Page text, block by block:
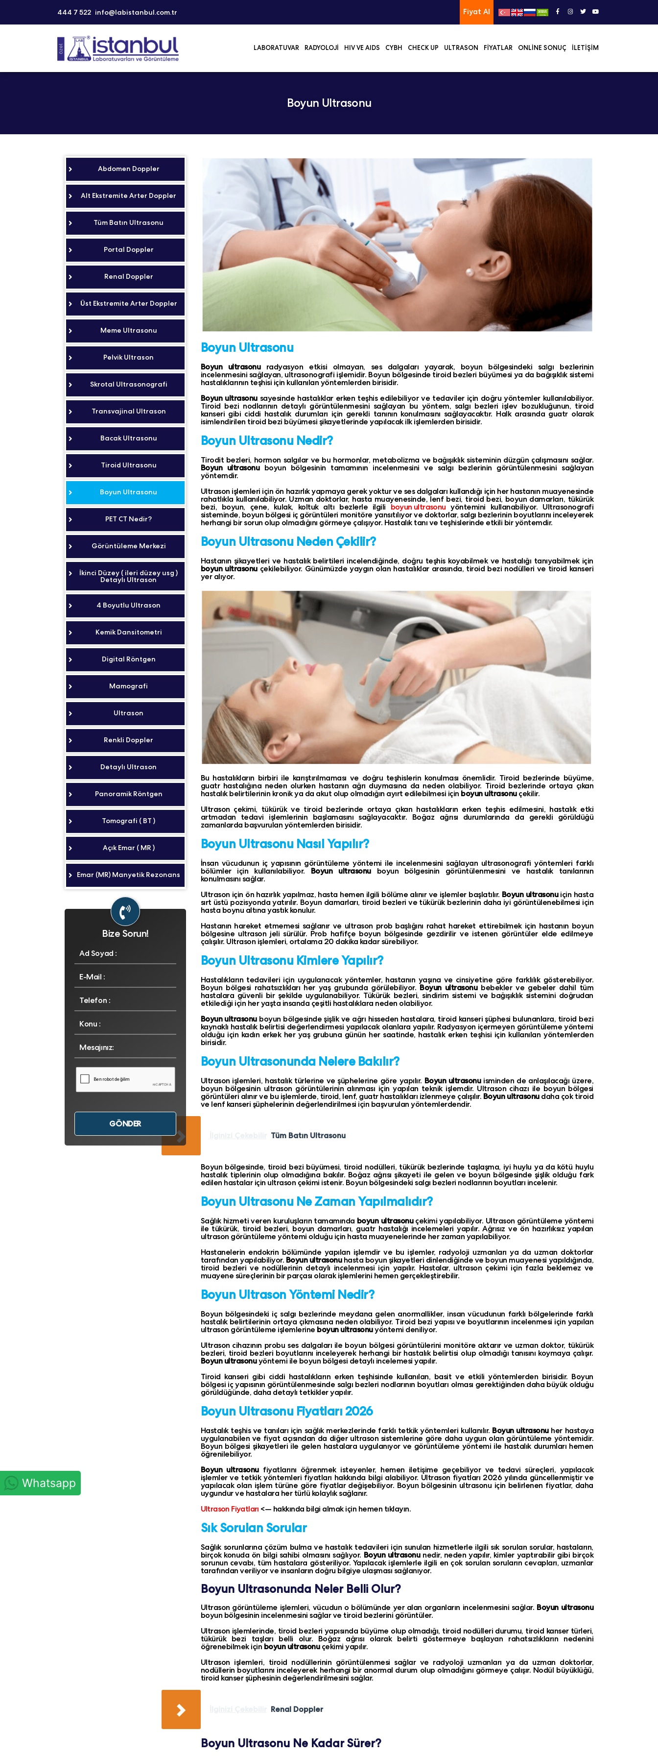
Whatsapp
444 7 522 info@labistanbul.com.tr Fiyat Al
LABORATUVAR RADYOLOJI HIV VE AIDS CYBH CHECK UP ULTRASON FIYATLAR ONLINE SONUÇ İLETIŞIM
Boyun Ultrasonu
Boyun Ultrasonu
Boyun ultrasonu radyasyon etkisi olmayan, ses dalgaları yayarak, boyun bölgesindeki salgı bezlerinin
incelenmesini sağlayan, ultrasonografi işlemidir. Boyun bölgesinde tiroid bezleri büyümesi ya da bağışıklık sistemi
hastalıklarının teşhisi için kullanılan yöntemlerden birisidir.
Boyun ultrasonu sayesinde hastalıklar erken teşhis edilebiliyor ve tedaviler için doğru yöntemler kullanılabiliyor.
Tiroid bezi nodlarının detaylı görüntülenmesini sağlayan bu yöntem, salgı bezleri işlev bozukluğunun, tiroid
kanseri gibi ciddi hastalık durumları için gerekli tanının konulmasını sağlayacaktır. Halk arasında guatr olarak
isimlendirilen tiroid bezi büyümesi şikayetlerinde yapılacak ilk işlemlerden birisidir.
Boyun Ultrasonu Nedir?
Tirodit bezleri, hormon salgılar ve bu hormonlar, metabolizma ve bağışıklık sisteminin düzgün çalışmasını sağlar.
Boyun ultrasonu boyun bölgesinin tamamının incelenmesini ve salgı bezlerinin görüntülenmesini sağlayan
yöntemdir.
Ultrason işlemleri için ön hazırlık yapmaya gerek yoktur ve ses dalgaları kullandığı için her hastanın muayenesinde
rahatlıkla kullanılabiliyor. Uzman doktorlar, hasta muayenesinde, lenf bezi, tiroid bezi, boyun damarları, tükürük
bezi, boyun, çene, kulak, koltuk altı bezlerle ilgili boyun ultrasonu yöntemini kullanabiliyor. Ultrasonografi
sisteminde, boyun bölgesi iç görüntüleri monitöre yansıtılıyor ve doktorlar, salgı bezlerinin boyutlarını inceleyerek
herhangi bir sorun olup olmadığını görmeye çalışıyor. Hastalık tanı ve teşhislerinde etkili bir yöntemdir.
Boyun Ultrasonu Neden Çekilir?
Hastanın şikayetleri ve hastalık belirtileri incelendiğinde, doğru teşhis koyabilmek ve hastalığı tanıyabilmek için
boyun ultrasonu çekilebiliyor. Günümüzde yaygın olan hastalıklar arasında, tiroid bezi nodülleri ve tiroid kanseri
yer alıyor.
Bu hastalıkların birbiri ile karıştırılmaması ve doğru teşhislerin konulması önemlidir. Tiroid bezlerinde büyüme,
guatr hastalığına neden olurken hastanın ağrı duymasına da neden olabiliyor. Tiroid bezlerinde ortaya çıkan
hastalık belirtilerinin kronik ya da akut olup olmadığın ayırt edilebilmesi için boyun ultrasonuçekilir.
Ultrason çekimi, tükürük ve tiroid bezlerinde ortaya çıkan hastalıkların erken teşhis edilmesini, hastalık etki
artmadan tedavi işlemlerinin başlamasını sağlayacaktır. Boğaz ağrısı durumlarında da gerekli görüldüğü
zamanlarda başvurulan yöntemlerden birisidir.
Boyun Ultrasonu Nasıl Yapılır?
İnsan vücudunun iç yapısının görüntüleme yöntemi ile incelenmesini sağlayan ultrasonografi yöntemleri farklı
bölümler için kullanılabiliyor. Boyun ultrasonu boyun bölgesinin görüntülenmesini ve hastalık tanılarının
konulmasını sağlar.
Ultrason için ön hazırlık yapılmaz, hasta hemen ilgili bölüme alınır ve işlemler başlatılır. Boyun ultrasonuiçin hasta
sırt üstü pozisyonda yatırılır. Boyun damarları, tiroid bezleri ve tükürük bezlerinin daha iyi görüntülenebilmesi için
hasta boynu altına yastık konulur.
Hastanın hareket etmemesi sağlanır ve ultrason prob başlığını rahat hareket ettirebilmek için hastanın boyun
bölgesine ultrason jeli sürülür. Prob hafifçe boyun bölgesinde gezdirilir ve istenen görüntüler elde edilmeye
çalışılır. Ultrason işlemleri, ortalama 20 dakika kadar sürebiliyor.
Boyun Ultrasonu Kimlere Yapılır?
Hastalıkların tedavileri için uygulanacak yöntemler, hastanın yaşına ve cinsiyetine göre farklılık gösterebiliyor.
Boyun bölgesi rahatsızlıkları her yaş grubunda görülebiliyor. Boyun ultrasonu bebekler ve gebeler dahil tüm
hastalara güvenli bir şekilde uygulanabiliyor. Tükürük bezleri, sindirim sistemi ve bağışıklık sistemini doğrudan
etkilediği için her yaşta insanda çeşitli hastalıklara neden olabiliyor.
Boyun ultrasonu boyun bölgesinde şişlik ve ağrı hisseden hastalara, tiroid kanseri şüphesi bulunanlara, tiroid bezi
kaynaklı hastalık belirtisi değerlendirmesi yapılacak olanlara yapılır. Radyasyon içermeyen görüntüleme yöntemi
olduğu için kadın erkek her yaş grubuna günün her saatinde, hastalık erken teşhisi için kullanılan yöntemlerden
birisidir.
Boyun Ultrasonunda Nelere Bakılır?
Ultrason işlemleri, hastalık türlerine ve şüphelerine göre yapılır. Boyun ultrasonu isminden de anlaşılacağı üzere,
boyun bölgesinin ultrason görüntülerinin alınması için yapılan teknik işlemdir. Ultrason cihazı ile boyun bölgesi
görüntüleri alınır ve bu işlemlerde, tiroid, lenf, guatr hastalıkları izlenmeye çalışılır. Boyun ultrasonudaha çok tiroid
ve lenf kanseri şüphelerinin değerlendirilmesi için başvurulan yöntemlerdendir.
Tüm Batın Ultrasonu
Boyun bölgesinde, tiroid bezi büyümesi, tiroid nodülleri, tükürük bezlerinde taşlaşma, iyi huylu ya da kötü huylu
hastalık tiplerinin olup olmadığına bakılır. Boğaz ağrısı şikayeti ile gelen ve boyun bölgesinde şişlik olduğu fark
edilen hastalar için ultrason çekimi istenir. Boyun bölgesindeki salgı bezleri nodlarının boyutları incelenir.
Boyun Ultrasonu Ne Zaman Yapılmalıdır?
Sağlık hizmeti veren kuruluşların tamamında boyun ultrasonuçekimi yapılabiliyor. Ultrason görüntüleme yöntemi
ile tükürük, tiroid bezleri, boyun damarları, guatr hastalığı incelemeleri yapılır. Ağrısız ve ön hazırlıksız yapılan
ultrason görüntüleme yöntemi olduğu için hasta muayenelerinde her zaman yapılabiliyor.
Hastanelerin endokrin bölümünde yapılan işlemdir ve bu işlemler, radyoloji uzmanları ya da uzman doktorlar
tarafından yapılabiliyor. Boyun ultrasonuhasta boyun şikayetleri dinlendiğinde ve boyun muayenesi yapıldığında,
tiroid bezleri ve nodüllerinin detaylı incelenmesi için yapılır. Hastalar, ultrason çekimi için fazla beklemez ve
muayene süreçlerinin bir parçası olarak işlemlerini hemen gerçekleştirebilir.
Boyun Ultrason Yöntemi Nedir?
Boyun bölgesindeki iç salgı bezlerinde meydana gelen anormallikler, insan vücudunun farklı bölgelerinde farklı
hastalık belirtilerinin ortaya çıkmasına neden olabiliyor. Tiroid bezi yapısı ve boyutlarının incelenmesi için yapılan
ultrason görüntüleme işlemlerine boyun ultrasonuyöntemi deniliyor.
Ultrason cihazının probu ses dalgaları ile boyun bölgesi görüntülerini monitöre aktarır ve uzman doktor, tükürük
bezleri, tiroid bezleri boyutlarını inceleyerek herhangi bir hastalık belirtisi olup olmadığı tanısını koymaya çalışır.
Boyun ultrasonuyöntemi ile boyun bölgesi detaylı incelemesi yapılır.
Tiroid kanseri gibi ciddi hastalıkların erken teşhisinde kullanılan, basit ve etkili yöntemlerden birisidir. Boyun
bölgesi iç yapısının görüntülenmesinde salgı bezleri nodlarının boyutları olması gerektiğinden daha büyük olduğu
görüldüğünde, daha detaylı tetkikler yapılır.
Boyun Ultrasonu Fiyatları 2026
Hastalık teşhis ve tanıları için sağlık merkezlerinde farklı tetkik yöntemleri kullanılır. Boyun ultrasonu her hastaya
uygulanabilen ve fiyat açısından da diğer ultrason sistemlerine göre daha uygun olan görüntüleme yöntemidir.
Boyun bölgesi şikayetleri ile gelen hastalara uygulanıyor ve görüntüleme yöntemi ile hastalık durumları hemen
öğrenilebiliyor.
Boyun ultrasonu fiyatlarını öğrenmek isteyenler, hemen iletişime geçebiliyor ve tedavi süreçleri, yapılacak
işlemler ve tetkik yöntemleri fiyatları hakkında bilgi alabiliyor. Ultrason fiyatları 2026 yılında güncellenmiştir ve
yapılacak olan işlem türüne göre fiyatlar değişebiliyor. Boyun bölgesinin ultrasonu için belirlenen fiyatlar, daha
uygundur ve hastalara her türlü kolaylık sağlanır.
Ultrason Fiyatları <— hakkında bilgi almak için hemen tıklayın.
Sık Sorulan Sorular
Sağlık sorunlarına çözüm bulma ve hastalık tedavileri için sunulan hizmetlerle ilgili sık sorulan sorular, hastaların,
birçok konuda ön bilgi sahibi olmasını sağlıyor. Boyun ultrasonu nedir, neden yapılır, kimler yaptırabilir gibi birçok
sorunun cevabı, tüm hastalara gösteriliyor. Yapılacak işlemlerle ilgili en çok sorulan soruların cevapları, uzmanlar
tarafından veriliyor ve insanların doğru bilgiye ulaşması sağlanıyor.
Boyun Ultrasonunda Neler Belli Olur?
Ultrason görüntüleme işlemleri, vücudun o bölümünde yer alan organların incelenmesini sağlar. Boyun ultrasonu
boyun bölgesinin incelenmesini sağlar ve tiroid bezlerini görüntüler.
Ultrason işlemlerinde, tiroid bezleri yapısında büyüme olup olmadığı, tiroid nodülleri durumu, tiroid kanser türleri,
tükürük bezi taşları belli olur. Boğaz ağrısı olarak belirti göstermeye başlayan rahatsızlıkların nedenini
öğrenebilmek için boyun ultrasonuçekimi yapılır.
Ultrason işlemleri, tiroid nodüllerinin görüntülenmesi sağlar ve radyoloji uzmanları ya da uzman doktorlar,
nodüllerin boyutlarını inceleyerek herhangi bir anormal durum olup olmadığını görmeye çalışır. Nodül büyüklüğü,
tiroid kanser şüphesinin değerlendirilmesini sağlar.
Renal Doppler
Boyun Ultrasonu Ne Kadar Sürer?
Abdomen Doppler
Alt Ekstremite Arter Doppler
Tüm Batın Ultrasonu
Portal Doppler
Renal Doppler
Üst Ekstremite Arter Doppler
Meme Ultrasonu
Pelvik Ultrason
Skrotal Ultrasonografi
Transvajinal Ultrason
Bacak Ultrasonu
Tiroid Ultrasonu
Boyun Ultrasonu
PET CT Nedir?
Görüntüleme Merkezi
İkinci Düzey ( ileri düzey usg )
Detaylı Ultrason
4 Boyutlu Ultrason
Kemik Dansitometri
Digital Röntgen
Mamografi
Ultrason
Renkli Doppler
Detaylı Ultrason
Panoramik Röntgen
Tomografi ( BT )
Açık Emar ( MR )
Emar (MR) Manyetik Rezonans
Bize Sorun!